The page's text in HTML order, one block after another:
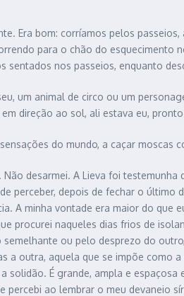
Era bom: corríamos pelos
para o chão do esquecimento
nos passeios, enquanto
um animal de circo ou um
direção ao sol, ali estava eu,
do mundo, a caçar moscas
desarmei. A Lieva foi
perceber, depois de fechar o
A minha vontade era maior do
procurei naqueles dias frios de
ou pelo desprezo do
outra, aquela que se impõe como
É grande, ampla e
ao lembrar o meu devaneio